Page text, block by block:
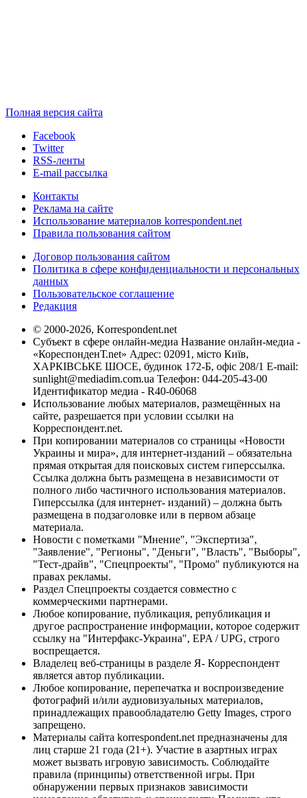
Полная версия сайта
Facebook
Twitter
RSS-ленты
E-mail рассылка
Контакты
Реклама на сайте
Использование материалов korrespondent.net
Правила пользования сайтом
Договор пользования сайтом
Политика в сфере конфиденциальности и персональных
данных
Пользовательское соглашение
Редакция
© 2000-2026, Korrespondent.net
Субъект в сфере онлайн-медиа Название онлайн-медиа -
«КореспонденТ.net» Адрес: 02091, місто Київ,
ХАРКІВСЬКЕ ШОСЕ, будинок 172-Б, офіс 208/1 E-mail:
sunlight@mediadim.com.ua Телефон: 044-205-43-00
Идентификатор медиа - R40-06068
Использование любых материалов, размещённых на
сайте, разрешается при условии ссылки на
Корреспондент.net.
При копировании материалов со страницы «Новости
Украины и мира», для интернет-изданий – обязательна
прямая открытая для поисковых систем гиперссылка.
Ссылка должна быть размещена в независимости от
полного либо частичного использования материалов.
Гиперссылка (для интернет- изданий) – должна быть
размещена в подзаголовке или в первом абзаце
материала.
Новости с пометками "Мнение", "Экспертиза",
"Заявление", "Регионы", "Деньги", "Власть", "Выборы",
"Тест-драйв", "Спецпроекты", "Промо" публикуются на
правах рекламы.
Раздел Спецпроекты создается совместно с
коммерческими партнерами.
Любое копирование, публикация, републикация и
другое распространение информации, которое содержит
ссылку на "Интерфакс-Украина", EPA / UPG, строго
воспрещается.
Владелец веб-страницы в разделе Я- Корреспондент
является автор публикации.
Любое копирование, перепечатка и воспроизведение
фотографий и/или аудиовизуальных материалов,
принадлежащих правообладателю Getty Images, строго
запрещено.
Материалы сайта korrespondent.net предназначены для
лиц старше 21 года (21+). Участие в азартных играх
может вызвать игровую зависимость. Соблюдайте
правила (принципы) ответственной игры. При
обнаружении первых признаков зависимости